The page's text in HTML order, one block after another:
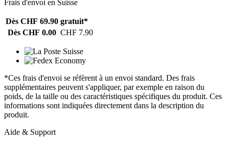
Frais d'envoi en Suisse
Dès CHF 69.90 gratuit*
Dès CHF 0.00 CHF 7.90
*Ces frais d'envoi se réfèrent à un envoi standard. Des frais
supplémentaires peuvent s'appliquer, par exemple en raison du
poids, de la taille ou des caractéristiques spécifiques du produit. Ces
informations sont indiquées directement dans la description du
produit.
Aide & Support